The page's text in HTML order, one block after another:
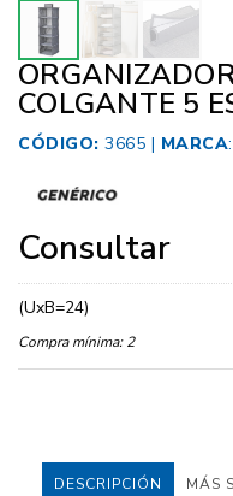
COLGANTE 5
CÓDIGO: 3665 | MARCA:
Consultar
(UxB=24)
Compra mínima: 2
DESCRIPCIÓN MÁS